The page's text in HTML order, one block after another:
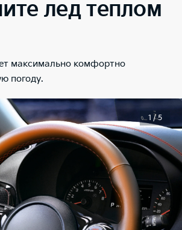
лед теплом
максимально комфортно
погоду.
1 / 5